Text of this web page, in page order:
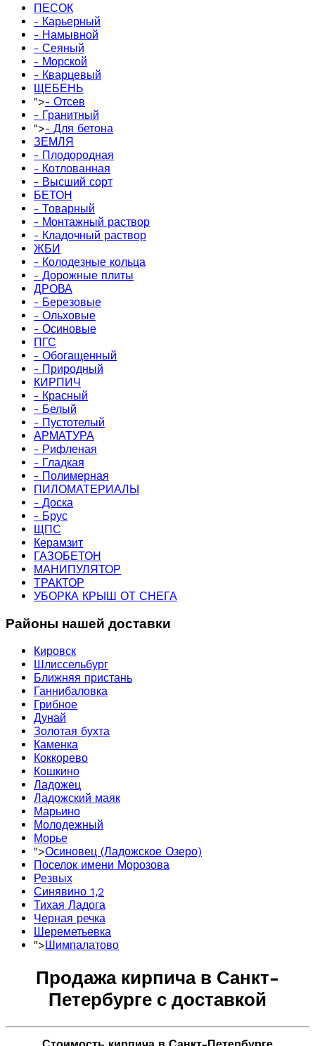
ПЕСОК
- Карьерный
- Намывной
- Сеяный
- Морской
- Кварцевый
ЩЕБЕНЬ
">- Отсев
- Гранитный
">- Для бетона
ЗЕМЛЯ
- Плодородная
- Котлованная
- Высший сорт
БЕТОН
- Товарный
- Монтажный раствор
- Кладочный раствор
ЖБИ
- Колодезные кольца
- Дорожные плиты
ДРОВА
- Березовые
- Ольховые
- Осиновые
ПГС
- Обогащенный
- Природный
КИРПИЧ
- Красный
- Белый
- Пустотелый
АРМАТУРА
- Рифленая
- Гладкая
- Полимерная
ПИЛОМАТЕРИАЛЫ
- Доска
- Брус
ЩПС
Керамзит
ГАЗОБЕТОН
МАНИПУЛЯТОР
ТРАКТОР
УБОРКА КРЫШ ОТ СНЕГА
Районы нашей доставки
Кировск
Шлиссельбург
Ближняя пристань
Ганнибаловка
Грибное
Дунай
Золотая бухта
Каменка
Коккорево
Кошкино
Ладожец
Ладожский маяк
Марьино
Молодежный
Морье
">Осиновец (Ладожское Озеро)
Поселок имени Морозова
Резвых
Синявино 1,2
Тихая Ладога
Черная речка
Шереметьевка
">Шимпалатово
Продажа кирпича в Санкт-
Петербурге с доставкой